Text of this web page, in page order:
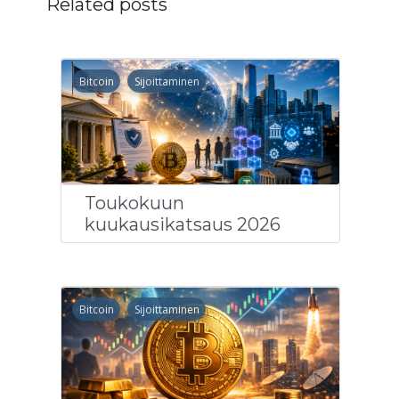
Related posts
Bitcoin Sijoittaminen
Toukokuun
kuukausikatsaus 2026
Bitcoin Sijoittaminen